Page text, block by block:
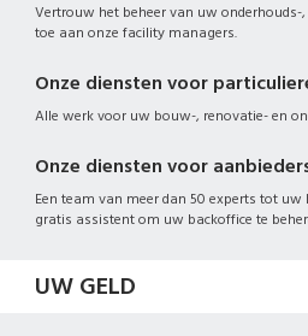
Vertrouw het beheer van uw
toe aan onze facility managers.
Onze diensten voor
Alle werk voor uw bouw-, renovatie- en
Onze diensten voor
Een team van meer dan 50 experts tot uw
gratis assistent om uw backoffice te
UW GELD